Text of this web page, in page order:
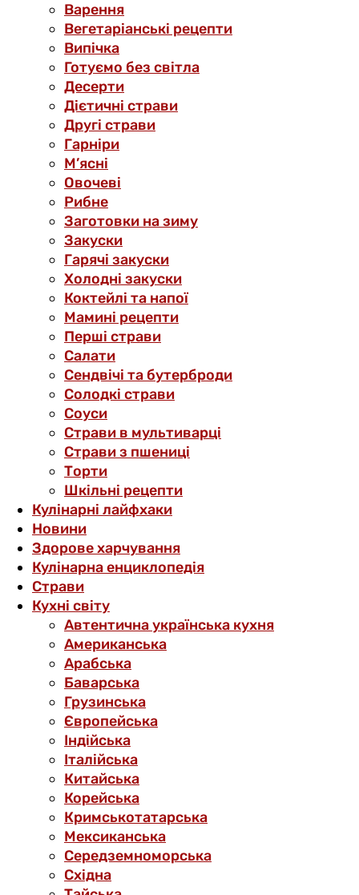
Варення
Вегетаріанські рецепти
Випічка
Готуємо без світла
Десерти
Дієтичні страви
Другі страви
Гарніри
М’ясні
Овочеві
Рибне
Заготовки на зиму
Закуски
Гарячі закуски
Холодні закуски
Коктейлі та напої
Мамині рецепти
Перші страви
Салати
Сендвічі та бутерброди
Солодкі страви
Соуси
Страви в мультиварці
Страви з пшениці
Торти
Шкільні рецепти
Кулінарні лайфхаки
Новини
Здорове харчування
Кулінарна енциклопедія
Страви
Кухні світу
Автентична українська кухня
Американська
Арабська
Баварська
Грузинська
Європейська
Індійська
Італійська
Китайська
Корейська
Кримськотатарська
Мексиканська
Середземноморська
Східна